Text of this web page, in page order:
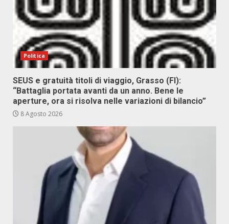
Politica
SEUS e gratuità titoli di viaggio, Grasso (FI):
“Battaglia portata avanti da un anno. Bene le
aperture, ora si risolva nelle variazioni di bilancio”
8 Agosto 2026